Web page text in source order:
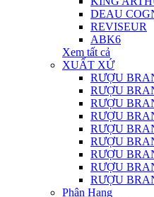
DEAU
REVISEUR
ABK6
Xem tất cả
XUẤT XỨ
RƯỢU
RƯỢU
RƯỢU
RƯỢU
RƯỢU
RƯỢU
RƯỢU
RƯỢU
RƯỢU
Phân Hạng